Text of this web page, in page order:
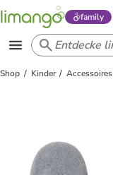
family
Shop Kinder Accessoires